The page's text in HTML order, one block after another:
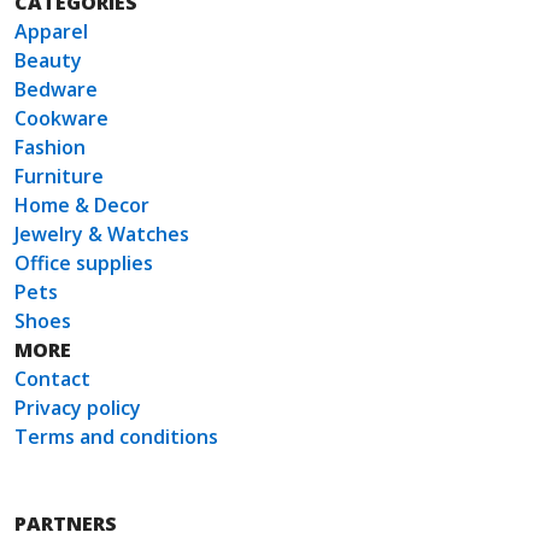
Apparel
Beauty
Bedware
Cookware
Fashion
Furniture
Home & Decor
Jewelry & Watches
Office supplies
Pets
Shoes
MORE
Contact
Privacy policy
Terms and conditions
PARTNERS